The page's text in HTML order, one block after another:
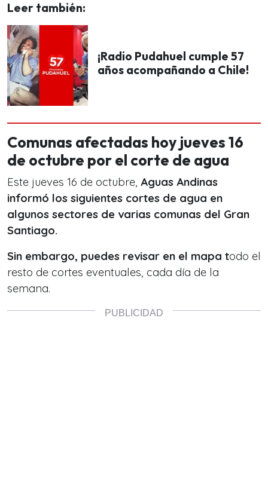
Leer también:
¡Radio Pudahuel cumple 57
años acompañando a Chile!
Comunas afectadas hoy jueves 16
de octubre por el corte de agua
Este jueves 16 de octubre, Aguas Andinas
informó los siguientes cortes de agua en
algunos sectores de varias comunas del Gran
Santiago.
Sin embargo, puedes revisar en el mapa todo el
resto de cortes eventuales, cada día de la
semana.